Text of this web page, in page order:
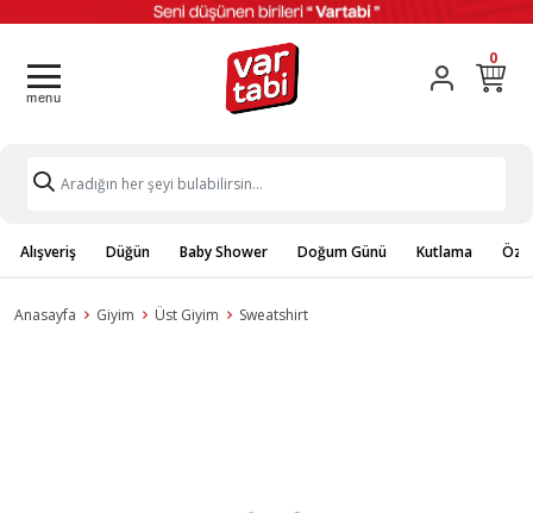
0
Alışveriş Düğün Baby Shower Doğum Günü Kutlama
Anasayfa Giyim Üst Giyim Sweatshirt